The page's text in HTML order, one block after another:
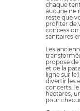
chaque
aucune ne
reste que
profiter de
concession
sanitaires
Les
propose
et de la
ligne sur
divertir les
concerts,
hectares,
pour